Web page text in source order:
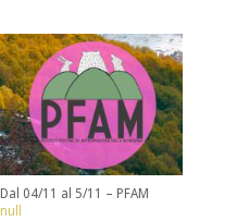
Dal 04/11 al 5/11 – PFAM
null